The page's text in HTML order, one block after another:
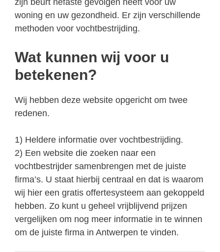
zijn beurt nefaste gevolgen heeft voor uw
woning en uw gezondheid. Er zijn verschillende
methoden voor vochtbestrijding.
Wat kunnen wij voor u
betekenen?
Wij hebben deze website opgericht om twee
redenen.
1) Heldere informatie over vochtbestrijding.
2) Een website die zoeken naar een
vochtbestrijder samenbrengen met de juiste
firma’s. U staat hierbij centraal en dat is waarom
wij hier een gratis offertesysteem aan gekoppeld
hebben. Zo kunt u geheel vrijblijvend prijzen
vergelijken om nog meer informatie in te winnen
om de juiste firma in Antwerpen te vinden.